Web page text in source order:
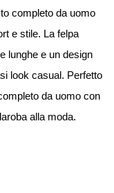
completo da uomo
e stile. La felpa
lunghe e un design
look casual. Perfetto
da uomo con
alla moda.